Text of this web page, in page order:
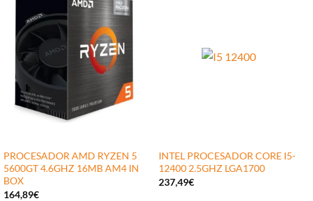
PROCESADOR AMD RYZEN 5
5600GT 4.6GHZ 16MB AM4 IN
BOX
164,89€
INTEL PROCESADOR CORE I5-
12400 2.5GHZ LGA1700
237,49€